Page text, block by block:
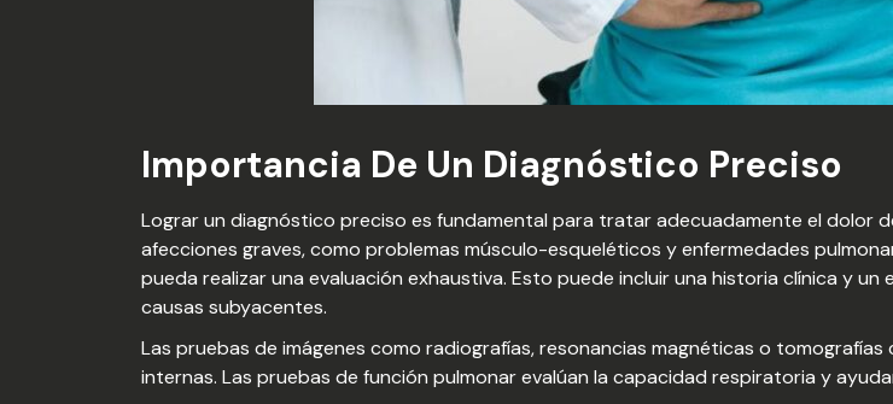
Importancia De Un Diagnóstico Preciso
Lograr un diagnóstico preciso es fundamental para tratar adecuadamente el dolor
afecciones graves, como problemas músculo-esqueléticos y enfermedades
pueda realizar una evaluación exhaustiva. Esto puede incluir una historia clínica y
causas subyacentes.
Las pruebas de imágenes como radiografías, resonancias magnéticas o
internas. Las pruebas de función pulmonar evalúan la capacidad respiratoria y